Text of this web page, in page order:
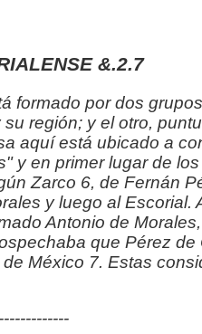
&.2.7
formado por dos
región; y el otro,
aquí está ubicado a
y en primer lugar de
Zarco 6, de Fernán
y luego al Escorial.
Antonio de
que Pérez
México 7. Estas